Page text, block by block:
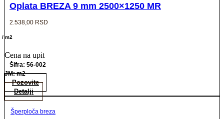
Oplata BREZA 9 mm 2500×1250 MR
2.538,00 RSD
/ m2
Cena na upit
Šifra: 56-002
JM: m2
Pozovite
Detalji
Šperploča breza